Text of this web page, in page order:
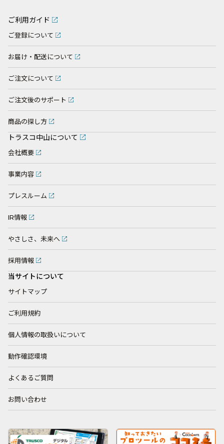
ご利用ガイド
ご登録について
お届け・配送について
ご注文について
ご注文後のサポート
商品の探し方
トラスコ中山について
会社概要
事業内容
プレスルーム
IR情報
やさしさ、未来へ
採用情報
当サイトについて
サイトマップ
ご利用規約
個人情報の取扱いについて
動作確認環境
よくあるご質問
お問い合わせ